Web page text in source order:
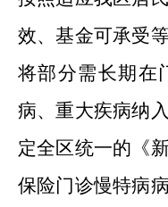
效、基金可承受
将部分需长期在
病、重大疾病纳
定全区统一的《
保险门诊慢特病